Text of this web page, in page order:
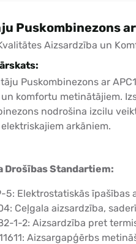
Puskombinezons
Aizsardzība un
Puskombinezons ar
komfortu metinātājiem.
nodrošina izcilu
arkāniem.
Drošības Standartiem:
5: Elektrostatiskās īpašības
Ceļgala aizsardzība,
1-2: Aizsardzība pret
Aizsargapģērbs